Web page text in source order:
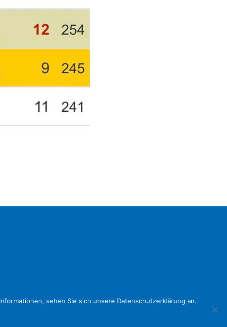
sehen Sie sich unsere Datenschutzerklärung an.